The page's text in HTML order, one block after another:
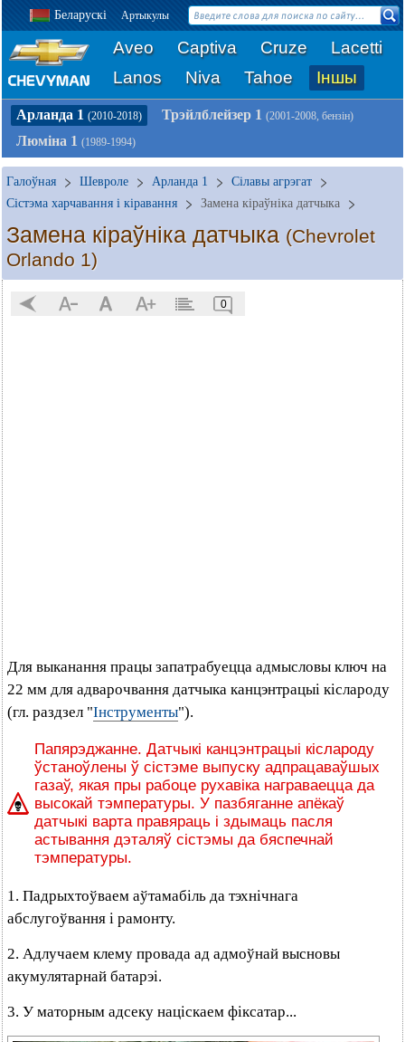
Беларускі Артыкулы
Aveo Captiva Cruze
Lacetti
Lanos
Niva Tahoe Іншы
Арланда 1 (2010-2018) Трэйлблейзер 1 (2001-2008, бензін)
Люміна 1 (1989-1994)
Галоўная Шевроле Арланда 1
Сілавы агрэгат
Сістэма харчавання і кіравання
Замена кіраўніка датчыка
Замена кіраўніка датчыка (Chevrolet
Orlando 1)
0
Для выканання працы запатрабуецца адмысловы ключ на
22 мм для адварочвання датчыка канцэнтрацыі кіслароду
(гл. раздзел "Інструменты").
Папярэджанне. Датчыкі канцэнтрацыі кіслароду
ўстаноўлены ў сістэме выпуску адпрацаваўшых
газаў, якая пры рабоце рухавіка награваецца да
высокай тэмпературы. У пазбяганне апёкаў
датчыкі варта правяраць і здымаць пасля
астывання дэталяў сістэмы да бяспечнай
тэмпературы.
1. Падрыхтоўваем аўтамабіль да тэхнічнага
абслугоўвання і рамонту.
2. Адлучаем клему провада ад адмоўнай высновы
акумулятарнай батарэі.
3. У маторным адсеку націскаем фіксатар...